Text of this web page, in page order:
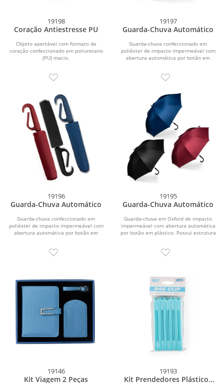
19198
Coração Antiestresse PU
Objeto apertável com formato de
coração confeccionado em poliuretano
(PU) macio.
19197
Guarda-Chuva Automático
Guarda-chuva confeccionado em
poliéster de impacto impermeável com
abertura automática por botão em
19196
Guarda-Chuva Automático
Guarda-chuva confeccionado em
poliéster de impacto impermeável com
abertura automática por botão em
19195
Guarda-Chuva Automático
Guarda-chuva em Oxford de impacto
impermeável com abertura automática
por botão em plástico. Possui estrutura
19146
Kit Viagem 2 Peças
19193
Kit Prendedores Plásticos